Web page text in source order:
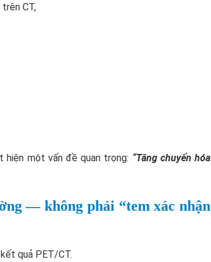
CT,
hiện một vấn đề quan trọng: “Tăng chuyển hóa
— không phải “tem xác nhận
quả PET/CT.